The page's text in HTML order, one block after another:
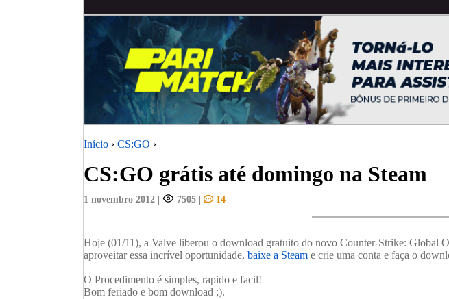
Início › CS:GO ›
CS:GO grátis até domingo na Steam
1 novembro 2012 | 7505 | 14
Hoje (01/11), a Valve liberou o download gratuito do novo Counter-Strike: Global
aproveitar essa incrível oportunidade, baixe a Steam e crie uma conta e faça o
O Procedimento é simples, rapido e facil!
Bom feriado e bom download ;).